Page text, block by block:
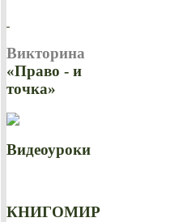
Викторина
«Право - и
точка»
Видеоуроки
КНИГОМИР